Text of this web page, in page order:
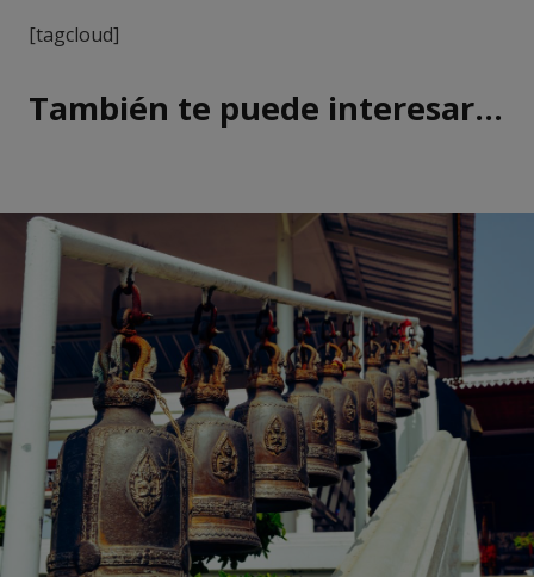
[tagcloud]
También te puede interesar…